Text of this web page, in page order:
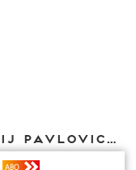
Weitere Texte von Jurij Pavlovich Annenkov bei DIAPHANES